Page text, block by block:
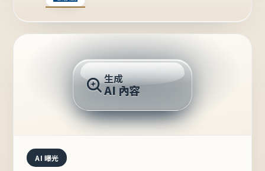
推薦的台灣品牌？
生成
AI 內容
AI 曝光